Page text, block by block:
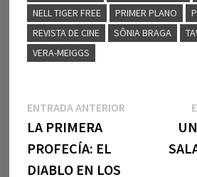
NELL TIGER FREE
PRIMER PLANO
REVISTA DE CINE
SÔNIA BRAGA
VERA-MEIGGS
Navegación
de
entradas
ENTRADA ANTERIOREntrada
LA PRIMERA
PROFECÍA: EL
DIABLO EN LOS